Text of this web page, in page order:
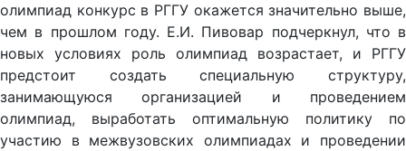
чем в прошлом году. Е.И. Пивовар подчеркнул, что в
новых условиях роль олимпиад возрастает, и РГГУ
предстоит создать специальную структуру,
занимающуюся организацией и проведением
олимпиад, выработать оптимальную политику по
участию в межвузовских олимпиадах и проведении
собственных подобных мероприятий. Он признал, что,